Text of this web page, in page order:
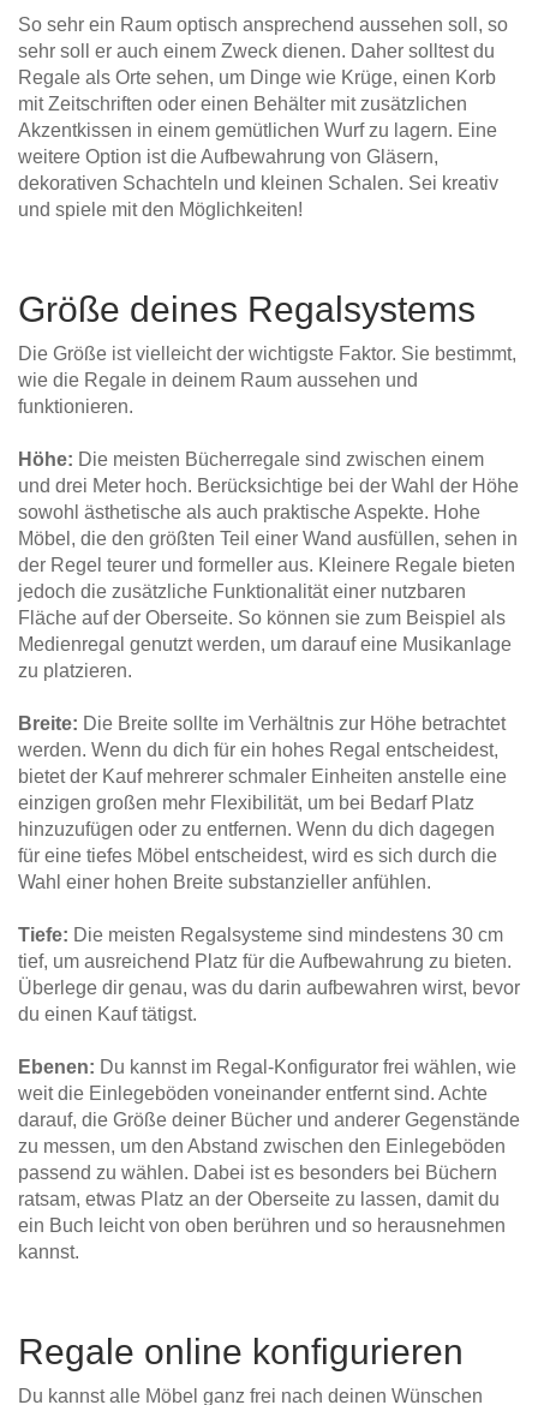
So sehr ein Raum optisch ansprechend aussehen soll, so
sehr soll er auch einem Zweck dienen. Daher solltest du
Regale als Orte sehen, um Dinge wie Krüge, einen Korb
mit Zeitschriften oder einen Behälter mit zusätzlichen
Akzentkissen in einem gemütlichen Wurf zu lagern. Eine
weitere Option ist die Aufbewahrung von Gläsern,
dekorativen Schachteln und kleinen Schalen. Sei kreativ
und spiele mit den Möglichkeiten!
Größe deines Regalsystems
Die Größe ist vielleicht der wichtigste Faktor. Sie bestimmt,
wie die Regale in deinem Raum aussehen und
funktionieren.
Höhe: Die meisten Bücherregale sind zwischen einem
und drei Meter hoch. Berücksichtige bei der Wahl der Höhe
sowohl ästhetische als auch praktische Aspekte. Hohe
Möbel, die den größten Teil einer Wand ausfüllen, sehen in
der Regel teurer und formeller aus. Kleinere Regale bieten
jedoch die zusätzliche Funktionalität einer nutzbaren
Fläche auf der Oberseite. So können sie zum Beispiel als
Medienregal genutzt werden, um darauf eine Musikanlage
zu platzieren.
Breite: Die Breite sollte im Verhältnis zur Höhe betrachtet
werden. Wenn du dich für ein hohes Regal entscheidest,
bietet der Kauf mehrerer schmaler Einheiten anstelle eine
einzigen großen mehr Flexibilität, um bei Bedarf Platz
hinzuzufügen oder zu entfernen. Wenn du dich dagegen
für eine tiefes Möbel entscheidest, wird es sich durch die
Wahl einer hohen Breite substanzieller anfühlen.
Tiefe: Die meisten Regalsysteme sind mindestens 30 cm
tief, um ausreichend Platz für die Aufbewahrung zu bieten.
Überlege dir genau, was du darin aufbewahren wirst, bevor
du einen Kauf tätigst.
Ebenen: Du kannst im Regal-Konfigurator frei wählen, wie
weit die Einlegeböden voneinander entfernt sind. Achte
darauf, die Größe deiner Bücher und anderer Gegenstände
zu messen, um den Abstand zwischen den Einlegeböden
passend zu wählen. Dabei ist es besonders bei Büchern
ratsam, etwas Platz an der Oberseite zu lassen, damit du
ein Buch leicht von oben berühren und so herausnehmen
kannst.
Regale online konfigurieren
Du kannst alle Möbel ganz frei nach deinen Wünschen